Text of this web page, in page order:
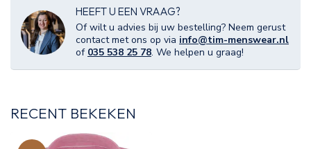
HEEFT U EEN VRAAG?
Of wilt u advies bij uw bestelling? Neem gerust
contact met ons op via info@tim-menswear.nl
of 035 538 25 78. We helpen u graag!
RECENT BEKEKEN